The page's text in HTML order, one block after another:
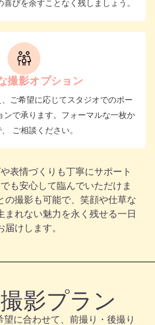
びを余すことなく残しましょう。
撮影オプション
ご希望に応じてスタジオでのポー
ンで承ります。フォーマルな一枚か
ご相談ください。
表情づくりも丁寧にサポート
も安心して臨んでいただけま
の撮影も可能で、笑顔や仕草な
まれない魅力を永く残せる一日
届けします。
影プラン
に合わせて、前撮り・後撮り